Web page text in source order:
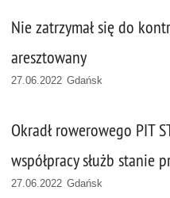
Nie zatrzymał się do
aresztowany
27.06.2022 Gdańsk
Okradł rowerowego PIT
współpracy służb stanie
27.06.2022 Gdańsk